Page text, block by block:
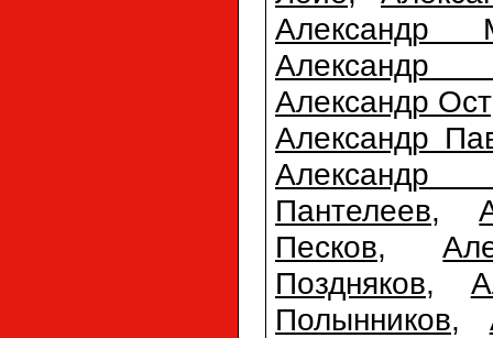
Александр
Александр
Александр
Александр
Александр
Пантелеев,
Песков,
Поздняков,
Полынников,